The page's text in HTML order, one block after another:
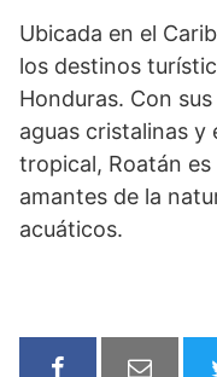
Ubicada en el
los destinos
Honduras. Con
aguas cristalinas
tropical, Roatán
amantes de la
acuáticos.